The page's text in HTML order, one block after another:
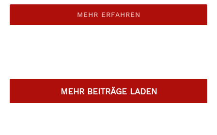
MEHR ERFAHREN
MEHR BEITRÄGE LADEN